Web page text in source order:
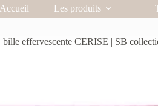
Accueil Les produits
bille effervescente CERISE | SB